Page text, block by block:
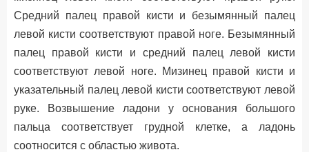
Средний палец правой кисти и безымянный палец
левой кисти соответствуют правой ноге. Безымянный
палец правой кисти и средний палец левой кисти
соответствуют левой ноге. Мизинец правой кисти и
указательный палец левой кисти соответствуют левой
руке. Возвышение ладони у основания большого
пальца соответствует грудной клетке, а ладонь
соотносится с областью живота.